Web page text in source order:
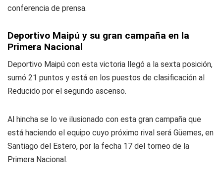
conferencia de prensa.
Deportivo Maipú y su gran campaña en la
Primera Nacional
Deportivo Maipú con esta victoria llegó a la sexta posición,
sumó 21 puntos y está en los puestos de clasificación al
Reducido por el segundo ascenso.
Al hincha se lo ve ilusionado con esta gran campaña que
está haciendo el equipo cuyo próximo rival será Güemes, en
Santiago del Estero, por la fecha 17 del torneo de la
Primera Nacional.